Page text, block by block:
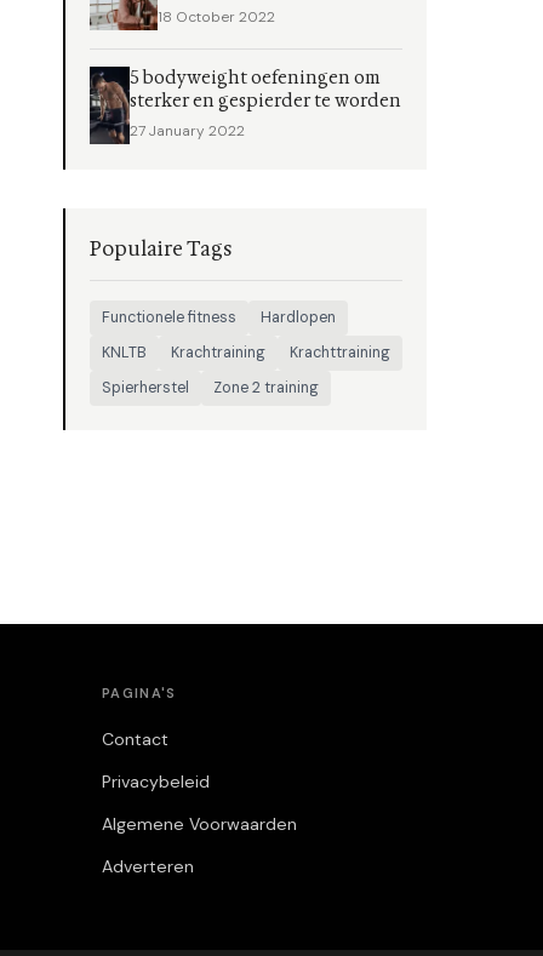
18 October 2022
5 bodyweight oefeningen om
sterker en gespierder te worden
27 January 2022
Populaire Tags
Functionele fitness
Hardlopen
KNLTB
Krachtraining
Krachttraining
Spierherstel
Zone 2 training
PAGINA'S
Contact
Privacybeleid
Algemene Voorwaarden
Adverteren